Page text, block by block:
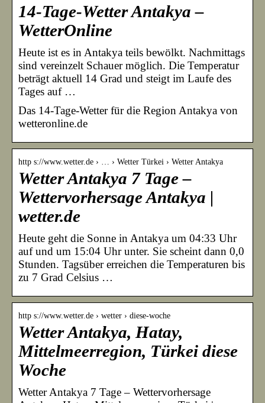
14-Tage-Wetter Antakya –
WetterOnline
Heute ist es in Antakya teils bewölkt. Nachmittags
sind vereinzelt Schauer möglich. Die Temperatur
beträgt aktuell 14 Grad und steigt im Laufe des
Tages auf …
Das 14-Tage-Wetter für die Region Antakya von
wetteronline.de
http s://www.wetter.de › … › Wetter Türkei › Wetter Antakya
Wetter Antakya 7 Tage –
Wettervorhersage Antakya |
wetter.de
Heute geht die Sonne in Antakya um 04:33 Uhr
auf und um 15:04 Uhr unter. Sie scheint dann 0,0
Stunden. Tagsüber erreichen die Temperaturen bis
zu 7 Grad Celsius …
http s://www.wetter.de › wetter › diese-woche
Wetter Antakya, Hatay,
Mittelmeerregion, Türkei diese
Woche
Wetter Antakya 7 Tage – Wettervorhersage